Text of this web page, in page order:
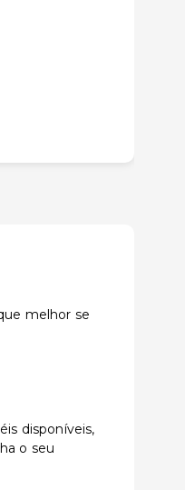
melhor se
disponíveis,
o seu